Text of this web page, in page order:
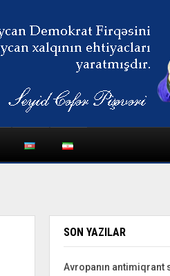
SON YAZILAR
Avropanın antimiqrant